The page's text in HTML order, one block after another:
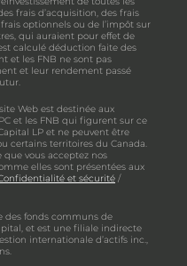
frais d’acquisition, des frais
optionnels ou de l’impôt sur
qui auraient pour effet de
calculé déduction faite des
et les FNB ne sont pas
et leur rendement passé
Web est destinée aux
et les FNB qui figurent sur ce
LP et ne peuvent être
certains territoires du Canada.
vous acceptez nos
elles sont présentées aux
et sécurité /
des fonds communs de
et est une filiale indirecte
internationale d’actifs inc.,